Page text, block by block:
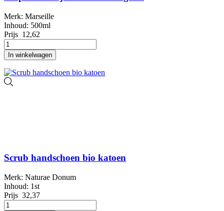
Merk: Marseille
Inhoud: 500ml
Prijs 12,62
In winkelwagen
Scrub handschoen bio katoen
Merk: Naturae Donum
Inhoud: 1st
Prijs 32,37